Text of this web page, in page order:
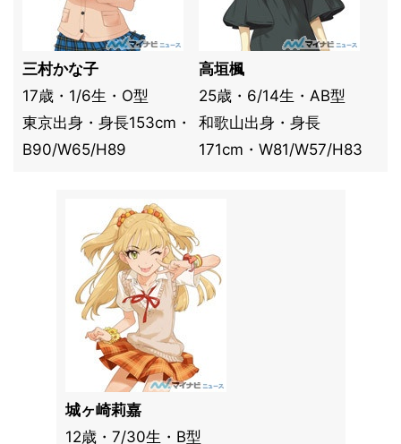
三村かな子
17歳・1/6生・O型
東京出身・身長153cm・
B90/W65/H89
高垣楓
25歳・6/14生・AB型
和歌山出身・身長
171cm・W81/W57/H83
城ヶ崎莉嘉
12歳・7/30生・B型